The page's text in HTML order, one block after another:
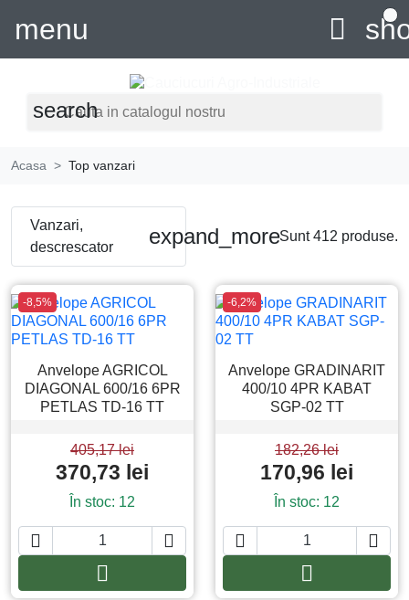
menu 
search
Acasa Top vanzari
Vanzari,
descrescator
expand_moreSunt 412 produse.
-8,5%
Anvelope AGRICOL
DIAGONAL 600/16 6PR
PETLAS TD-16 TT
370,73 lei
405,17 lei
În stoc: 12
 

-6,2%
Anvelope GRADINARIT
400/10 4PR KABAT
SGP-02 TT
170,96 lei
182,26 lei
În stoc: 12
 
